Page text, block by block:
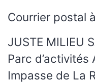
Courrier postal
JUSTE MILIEU
Parc d’activités
Impasse de La